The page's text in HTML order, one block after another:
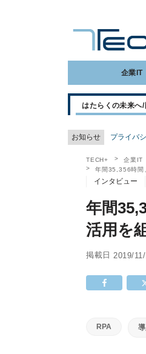
企業IT
はたらくの未来へ
お知らせ プライバ
TECH+ 企業IT
年間35,356時間
インタビュー
年間
活用を
掲載日 2019/
RPA